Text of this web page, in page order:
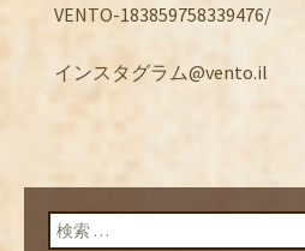
VENTO-183859758339476/
インスタグラム@vento.il
検索: